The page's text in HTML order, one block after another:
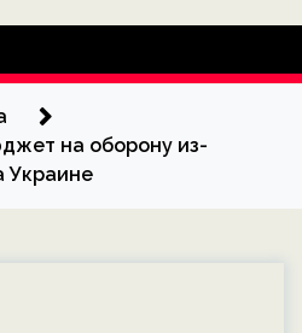
на оборону из-
Украине